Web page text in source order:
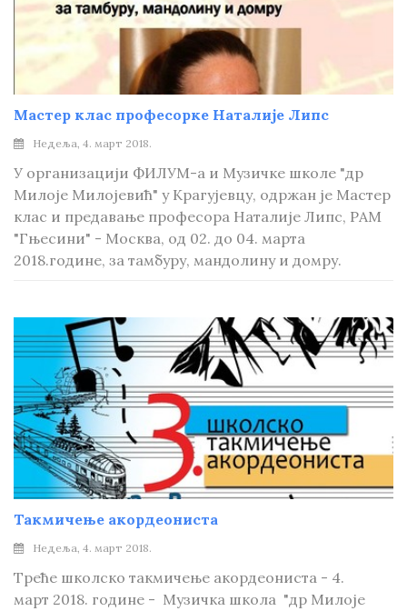
Мастер клас професорке Наталије Липс
Недеља, 4. март 2018.
У организацији ФИЛУМ-а и Музичке школе "др
Милоје Милојевић" у Крагујевцу, одржан је Мастер
клас и предавање професора Наталије Липс, РАМ
"Гњесини" - Москва, од 02. до 04. марта
2018.године, за тамбуру, мандолину и домру.
Такмичење акордеониста
Недеља, 4. март 2018.
Треће школско такмичење акордеониста - 4.
март 2018. године - Музичка школа "др Милоје